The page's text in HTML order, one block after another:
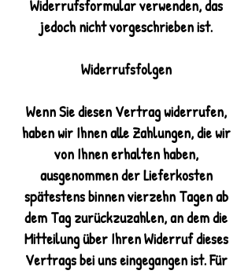
Widerrufsformular verwenden, das
jedoch nicht vorgeschrieben ist.
Widerrufsfolgen
Wenn Sie diesen Vertrag widerrufen,
haben wir Ihnen alle Zahlungen, die wir
von Ihnen erhalten haben,
ausgenommen der Lieferkosten
spätestens binnen vierzehn Tagen ab
dem Tag zurückzuzahlen, an dem die
Mitteilung über Ihren Widerruf dieses
Vertrags bei uns eingegangen ist. Für